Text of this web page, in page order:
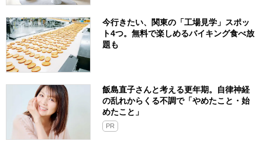
今行きたい、関東の「工場見学」スポッ
ト4つ。無料で楽しめるバイキング食べ放
題も
飯島直子さんと考える更年期。自律神経
の乱れからくる不調で「やめたこと・始
めたこと」
PR